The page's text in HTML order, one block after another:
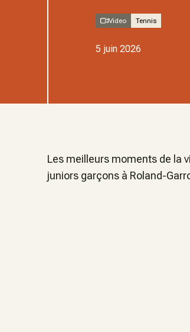
Video Tennis
5 juin 2026
Les meilleurs moments de la
juniors garçons à Roland-